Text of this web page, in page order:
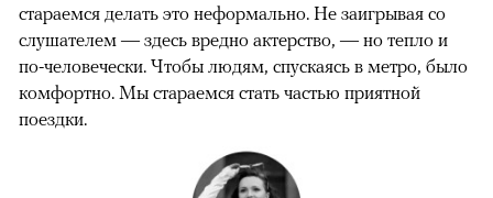
стараемся делать это неформально. Не заигрывая со
слушателем — здесь вредно актерство, — но тепло и
по-человечески. Чтобы людям, спускаясь в метро, было
комфортно. Мы стараемся стать частью приятной
поездки.